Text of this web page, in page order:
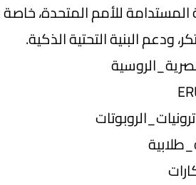
وأهداف التنمية المستدامة للأمم
ودعم البنية التحتية الذكية.